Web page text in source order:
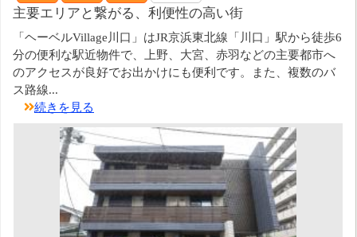
主要エリアと繋がる、利便性の高い街
「ヘーベルVillage川口」はJR京浜東北線「川口」駅から徒歩6
分の便利な駅近物件で、上野、大宮、赤羽などの主要都市へ
のアクセスが良好でお出かけにも便利です。また、複数のバ
ス路線...
続きを見る